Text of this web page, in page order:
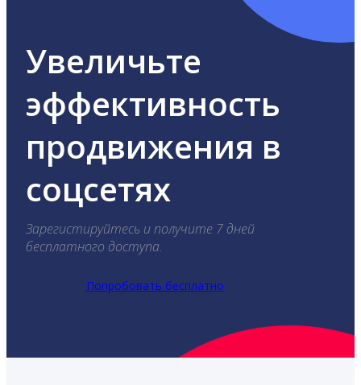
Увеличьте
эффективность
продвижения в
соцсетях
Зарегистируйтесь и получите 7 дней
бесплатного доступа.
Попробовать бесплатно